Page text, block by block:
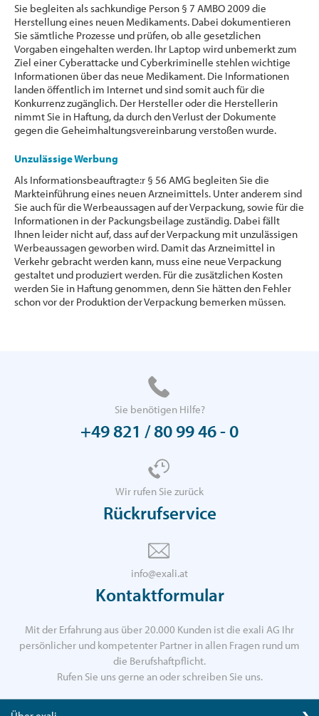
Sie begleiten als sachkundige Person § 7 AMBO 2009 die
Herstellung eines neuen Medikaments. Dabei dokumentieren
Sie sämtliche Prozesse und prüfen, ob alle gesetzlichen
Vorgaben eingehalten werden. Ihr Laptop wird unbemerkt zum
Ziel einer Cyberattacke und Cyberkriminelle stehlen wichtige
Informationen über das neue Medikament. Die Informationen
landen öffentlich im Internet und sind somit auch für die
Konkurrenz zugänglich. Der Hersteller oder die Herstellerin
nimmt Sie in Haftung, da durch den Verlust der Dokumente
gegen die Geheimhaltungsvereinbarung verstoßen wurde.
Unzulässige Werbung
Als Informationsbeauftragte:r § 56 AMG begleiten Sie die
Markteinführung eines neuen Arzneimittels. Unter anderem sind
Sie auch für die Werbeaussagen auf der Verpackung, sowie für die
Informationen in der Packungsbeilage zuständig. Dabei fällt
Ihnen leider nicht auf, dass auf der Verpackung mit unzulässigen
Werbeaussagen geworben wird. Damit das Arzneimittel in
Verkehr gebracht werden kann, muss eine neue Verpackung
gestaltet und produziert werden. Für die zusätzlichen Kosten
werden Sie in Haftung genommen, denn Sie hätten den Fehler
schon vor der Produktion der Verpackung bemerken müssen.
Sie benötigen Hilfe?
+49 821 / 80 99 46 - 0
Wir rufen Sie zurück
Rückrufservice
info@exali.at
Kontaktformular
Mit der Erfahrung aus über 20.000 Kunden ist die exali AG Ihr
persönlicher und kompetenter Partner in allen Fragen rund um
die Berufshaftpflicht.
Rufen Sie uns gerne an oder schreiben Sie uns.